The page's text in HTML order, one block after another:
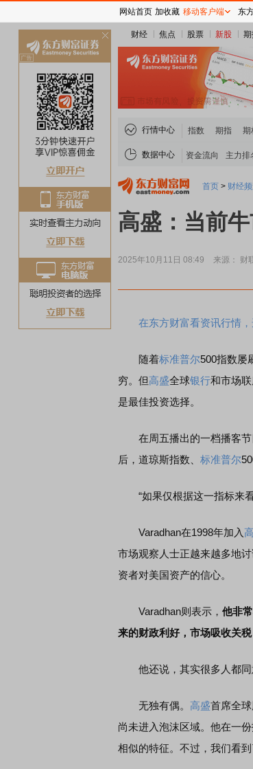
财经 焦点 股票 新股
行情中心 指数 期指 期
数据中心 资金流向 主力排
首页 > 财经
高盛：当前
2025年10月11日 08:49 来源： 财
在东方财富看资讯行情
随着标准普尔500指数屡
穷。但高盛全球银行和市场
是最佳投资选择。
在周五播出的一档播客节
后，道琼斯指数、 标准普尔
“如果仅根据这一指标来看
Varadhan在1998年加入
市场观察人士正越来越多地讨
资者对美国资产的信心。
Varadhan则表示， 他非
来的财政利好，市场吸收关
他还说，其实很多人都同
无独有偶。 高盛首席全
尚未进入泡沫区域。他在一
相似的特征。不过，我们看到
网站首页 加收藏 移动客户端 东
关